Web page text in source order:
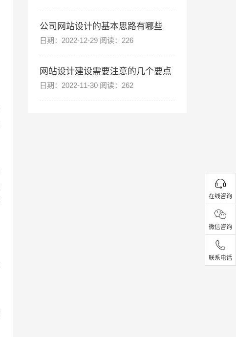
公司网站设计的基本思路有哪些
日期：2022-12-29 阅读：226
网站设计建设需要注意的几个要点
日期：2022-11-30 阅读：262
在线咨询
微信咨询
联系电话